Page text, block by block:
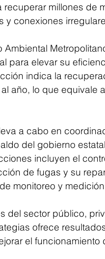
millones de
y conexiones
para elevar su
indica la
año, lo que equivale
a cabo en
del gobierno
incluyen el
de fugas y su
monitoreo y
del sector público,
ofrece
el funcionamiento